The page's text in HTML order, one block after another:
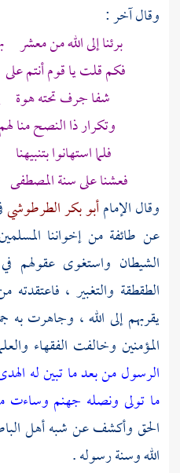
وقال آخر :
برئنا إلى الله من
فكم قلت يا قوم أنتم
شفا جرف تحته هوة
وتكرار ذا النصح منا
فلما استهانوا
فعشنا على سنة المصطفى
وقال الإمامأبو بكر الطرطوشي
عن طائفة من إخواننا
الشيطان واستغوى عقولهم
الطقطقة والتغبير ، فاعتقدته
يقربهم إلى الله ، وجاهرت
المؤمنين وخالفت الفقهاء
الرسول من بعد ما تبين له
ما تولى ونصله جهنم وساءت
الحق وأكشف عن شبه أهل
الله وسنة رسوله .